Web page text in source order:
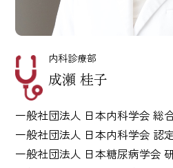
内科診療部
成瀬 桂子
一般社団法人 日本内科学会 総
一般社団法人 日本内科学会 認
一般社団法人 日本糖尿病学会